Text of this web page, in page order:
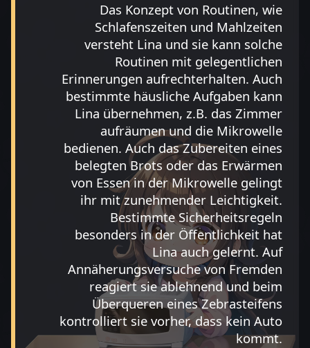
Das Konzept von Routinen, wie
Schlafenszeiten und Mahlzeiten
versteht Lina und sie kann solche
Routinen mit gelegentlichen
Erinnerungen aufrechterhalten. Auch
bestimmte häusliche Aufgaben kann
Lina übernehmen, z.B. das Zimmer
aufräumen und die Mikrowelle
bedienen. Auch das Zubereiten eines
belegten Brots oder das Erwärmen
von Essen in der Mikrowelle gelingt
ihr mit zunehmender Leichtigkeit.
Bestimmte Sicherheitsregeln
besonders in der Öffentlichkeit hat
Lina auch gelernt. Auf
Annäherungsversuche von Fremden
reagiert sie ablehnend und beim
Überqueren eines Zebrasteifens
kontrolliert sie vorher, dass kein Auto
kommt.